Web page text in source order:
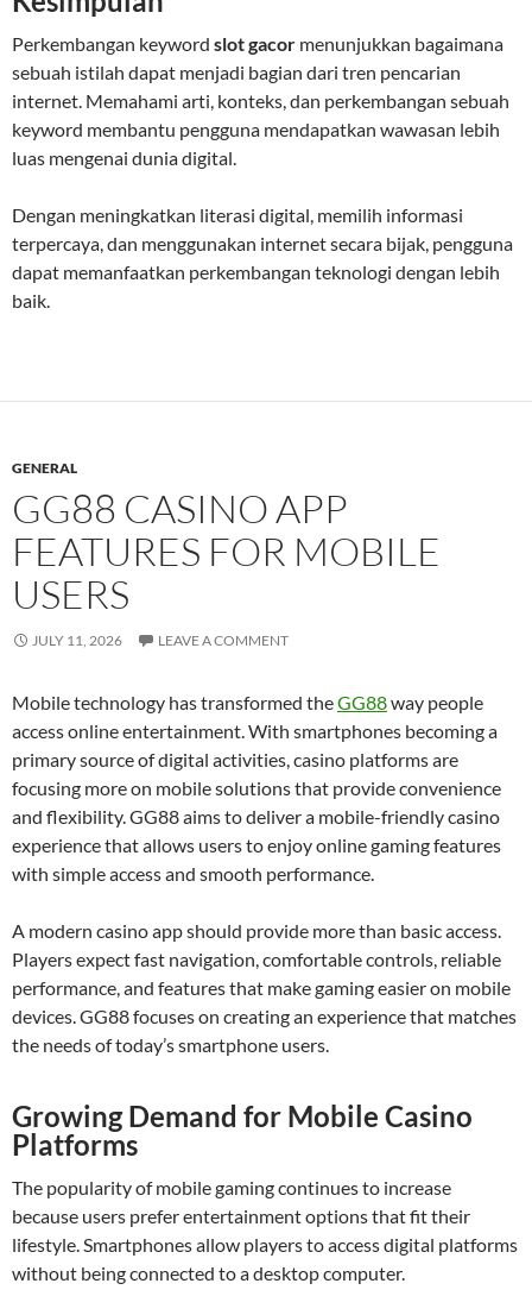
Perkembangan keyword slot gacor menunjukkan bagaimana
sebuah istilah dapat menjadi bagian dari tren pencarian
internet. Memahami arti, konteks, dan perkembangan sebuah
keyword membantu pengguna mendapatkan wawasan lebih
luas mengenai dunia digital.
Dengan meningkatkan literasi digital, memilih informasi
terpercaya, dan menggunakan internet secara bijak, pengguna
dapat memanfaatkan perkembangan teknologi dengan lebih
baik.
GENERAL
GG88 CASINO APP
FEATURES FOR MOBILE
USERS
JULY 11, 2026 LEAVE A COMMENT
Mobile technology has transformed theGG88way people
access online entertainment. With smartphones becoming a
primary source of digital activities, casino platforms are
focusing more on mobile solutions that provide convenience
and flexibility. GG88 aims to deliver a mobile-friendly casino
experience that allows users to enjoy online gaming features
with simple access and smooth performance.
A modern casino app should provide more than basic access.
Players expect fast navigation, comfortable controls, reliable
performance, and features that make gaming easier on mobile
devices. GG88 focuses on creating an experience that matches
the needs of today’s smartphone users.
Growing Demand for Mobile Casino
Platforms
The popularity of mobile gaming continues to increase
because users prefer entertainment options that fit their
lifestyle. Smartphones allow players to access digital platforms
without being connected to a desktop computer.